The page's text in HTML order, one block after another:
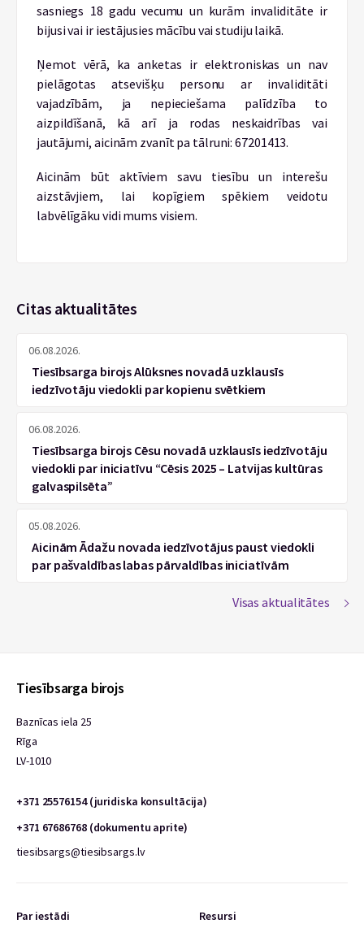
sasniegs 18 gadu vecumu un kurām invaliditāte ir
bijusi vai ir iestājusies mācību vai studiju laikā.
Ņemot vērā, ka anketas ir elektroniskas un nav
pielāgotas atsevišķu personu ar invaliditāti
vajadzībām, ja nepieciešama palīdzība to
aizpildīšanā, kā arī ja rodas neskaidrības vai
jautājumi, aicinām zvanīt pa tālruni: 67201413.
Aicinām būt aktīviem savu tiesību un interešu
aizstāvjiem, lai kopīgiem spēkiem veidotu
labvēlīgāku vidi mums visiem.
Citas aktualitātes
06.08.2026.
Tiesībsarga birojs Alūksnes novadā uzklausīs
iedzīvotāju viedokli par kopienu svētkiem
06.08.2026.
Tiesībsarga birojs Cēsu novadā uzklausīs iedzīvotāju
viedokli par iniciatīvu “Cēsis 2025 – Latvijas kultūras
galvaspilsēta”
05.08.2026.
Aicinām Ādažu novada iedzīvotājus paust viedokli
par pašvaldības labas pārvaldības iniciatīvām
Visas aktualitātes
Tiesībsarga birojs
Baznīcas iela 25
Rīga
LV-1010
+371 25576154 (juridiska konsultācija)
+371 67686768 (dokumentu aprite)
tiesibsargs@tiesibsargs.lv
Par iestādi Resursi